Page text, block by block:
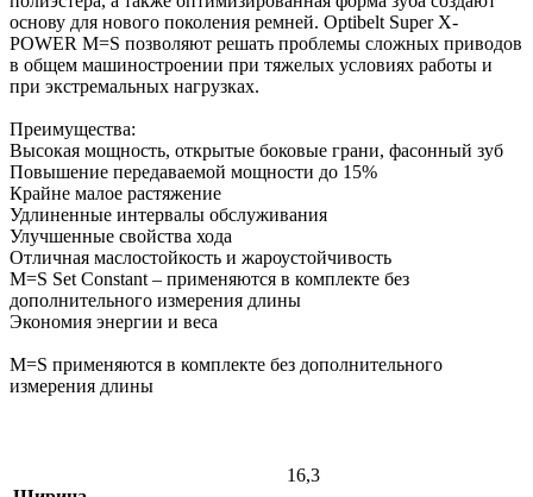
основу для нового поколения ремней. Optibelt Super X-
POWER M=S позволяют решать проблемы сложных приводов
в общем машиностроении при тяжелых условиях работы и
при экстремальных нагрузках.
Преимущества:
Высокая мощность, открытые боковые грани, фасонный зуб
Повышение передаваемой мощности до 15%
Крайне малое растяжение
Удлиненные интервалы обслуживания
Улучшенные свойства хода
Отличная маслостойкость и жароустойчивость
M=S Set Constant – применяются в комплекте без
дополнительного измерения длины
Экономия энергии и веса
M=S применяются в комплекте без дополнительного
измерения длины
16,3